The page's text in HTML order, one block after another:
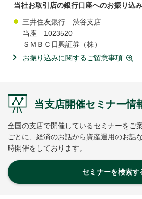
当社お取引店の銀行口座へのお振り込み
三井住友銀行 渋谷支店
当座 1023520
ＳＭＢＣ日興証券（株）
お振り込みに関するご留意事項
当支店開催セミナー情
全国の支店で開催しているセミナーをご
ごとに、経済のお話から資産運用のお話
時開催をしております。
セミナーを検索す